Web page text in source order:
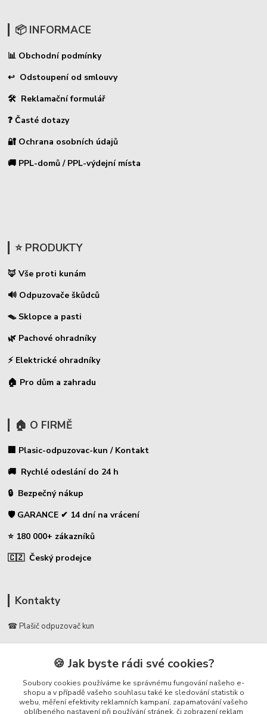
📦 INFORMACE
📊 Obchodní podmínky
↩ Odstoupení od smlouvy
🛠 Reklamační formulář
❓ Časté dotazy
🔐 Ochrana osobních údajů
🚚 PPL-domů / PPL-výdejní místa
⭐ PRODUKTY
🦊 Vše proti kunám
🔊 Odpuzovače škůdců
🪤 Sklopce a pasti
🌿 Pachové ohradníky
⚡ Elektrické ohradníky
🏠 Pro dům a zahradu
🏠 O FIRMĚ
🏢 Plasic-odpuzovac-kun / Kontakt
🚚 Rychlé odeslání do 24 h
🔒 Bezpečný nákup
🛡️ GARANCE ✔ 14 dní na vrácení
⭐ 180 000+ zákazníků
🇨🇿 Český prodejce
Kontakty
☎ Plašič odpuzovač kun
📞 728 007 997
⏰ Po-Pá | 7:00 - 13:30 |
info@repulse.cz
🍪 Jak byste rádi své cookies?
Soubory cookies používáme ke správnému fungování našeho e-
shopu a v případě vašeho souhlasu také ke sledování statistik o
webu, měření efektivity reklamních kampaní, zapamatování vašeho
oblíbeného nastavení při používání stránek, či zobrazení reklam